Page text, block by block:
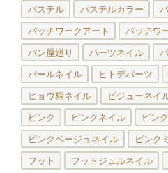
パステル パステルカラー
パッチワークアート パッチワ
パン屋巡り パーツネイル
パールネイル ヒトデパーツ
ヒョウ柄ネイル ビジューネイ
ピンク ピンクネイル ピン
ピンクベージュネイル ピンク
フット フットジェルネイル